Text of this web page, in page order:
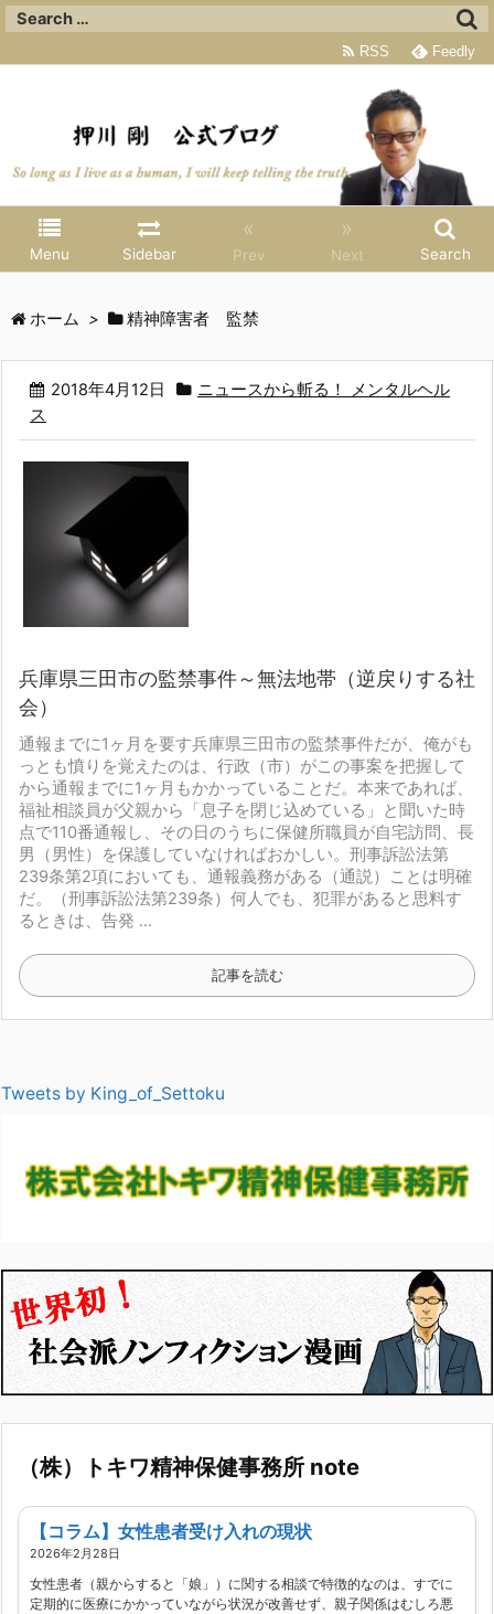
Menu Sidebar
«
Prev
»
Next Search
RSS Feedly
ホーム > 精神障害者 監禁
2018年4月12日
ニュースから斬る！ メンタルヘル
ス
兵庫県三田市の監禁事件～無法地帯（逆戻りする社
会）
通報までに1ヶ月を要す兵庫県三田市の監禁事件だが、俺がも
っとも憤りを覚えたのは、行政（市）がこの事案を把握して
から通報までに1ヶ月もかかっていることだ。本来であれば、
福祉相談員が父親から「息子を閉じ込めている」と聞いた時
点で110番通報し、その日のうちに保健所職員が自宅訪問、長
男（男性）を保護していなければおかしい。 刑事訴訟法第
239条第2項においても、通報義務がある（通説）ことは明確
だ。
（刑事訴訟法第239条） 何人でも、犯罪があると思料す
るときは、告発 ...
記事を読む
Tweets by King_of_Settoku
（株）トキワ精神保健事務所 note
【コラム】女性患者受け入れの現状
2026年2月28日
女性患者（親からすると「娘」）に関する相談で特徴的なのは、すでに
定期的に医療にかかっていながら状況が改善せず、親子関係はむしろ悪